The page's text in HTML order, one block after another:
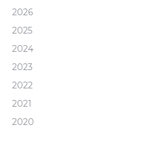
2026
2025
2024
2023
2022
2021
2020